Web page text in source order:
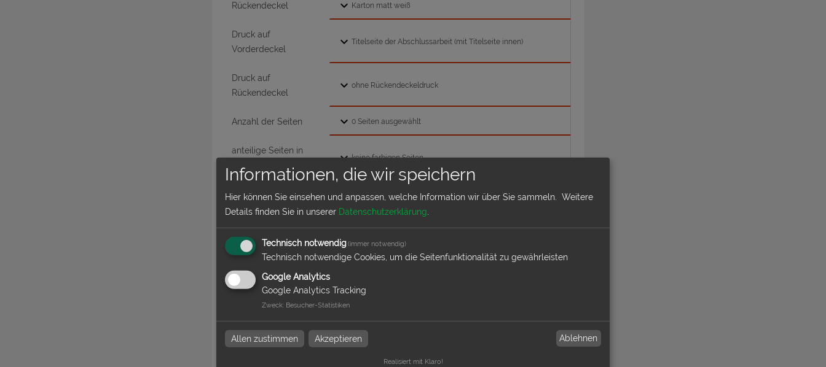
Rückendeckel
Druck auf
Vorderdeckel
Druck auf
Rückendeckel
Anzahl der Seiten
anteilige Seiten in
Farbe
Druckmaterial
CD/DVD-Tasche
Druckdaten überprüfen
Datencheck
Informationen, die wir speichern
Hier können Sie einsehen und anpassen, welche Information wir über Sie sammeln.
Weitere
Details finden Sie in unserer Datenschutzerklärung
Technisch notwendig(immer notwendig)
Technisch notwendige Cookies, um die Seitenfunktionalität zu gewährleisten
Google Analytics
Google Analytics Tracking
Zweck: Besucher-Statistiken
Allen zustimmen Akzeptieren Ablehnen
Realisiert mit Klaro!